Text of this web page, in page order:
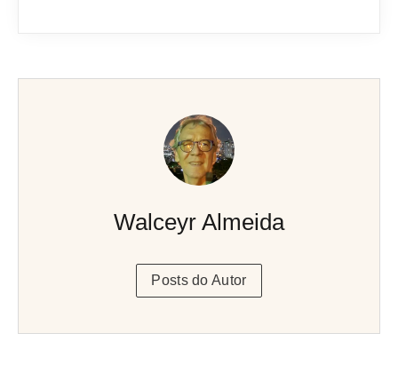
Walceyr Almeida
Posts do Autor